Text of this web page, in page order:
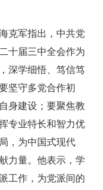
克军指出，中共党
十届三中全会作为
深学细悟、笃信笃
坚守多党合作初
身建设；要聚焦教
专业特长和智力优
，为中国式现代
力量。他表示，学
工作，为党派间的